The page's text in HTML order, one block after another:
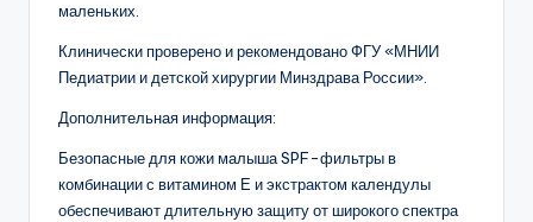
маленьких.
Клинически проверено и рекомендовано ФГУ «МНИИ
Педиатрии и детской хирургии Минздрава России».
Дополнительная информация:
Безопасные для кожи малыша SPF-фильтры в
комбинации с витамином Е и экстрактом календулы
обеспечивают длительную защиту от широкого спектра